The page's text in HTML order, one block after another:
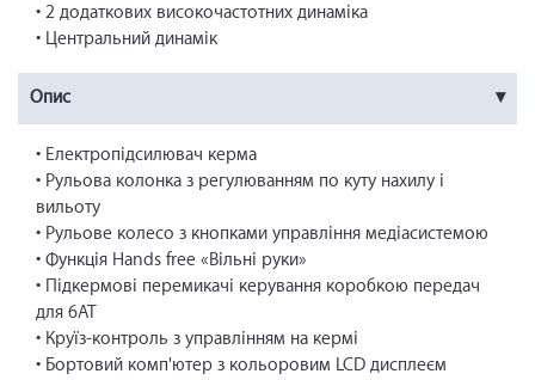
• 2 додаткових високочастотних динаміка
• Центральний динамік
Опис
• Електропідсилювач керма
• Рульова колонка з регулюванням по куту нахилу і
вильоту
• Рульове колесо з кнопками управління медіасистемою
• Функція Hands free «Вільні руки»
• Підкермові перемикачі керування коробкою передач
для 6АТ
• Круїз-контроль з управлінням на кермі
• Бортовий комп'ютер з кольоровим LCD дисплеєм